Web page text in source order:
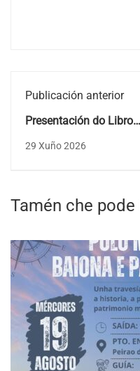
Publicación anterior
Presentación do Libro:
"NON TODO o que cae
29 Xuño 2026
Tamén che